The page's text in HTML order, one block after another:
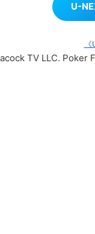
U-
TV LLC. Poker